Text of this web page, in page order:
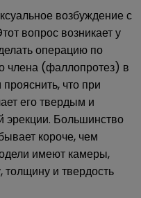
возбуждение с
вопрос возникает у
операцию по
члена (фаллопротез) в
что при
его твердым и
эрекции. Большинство
короче, чем
имеют камеры,
толщину и твердость